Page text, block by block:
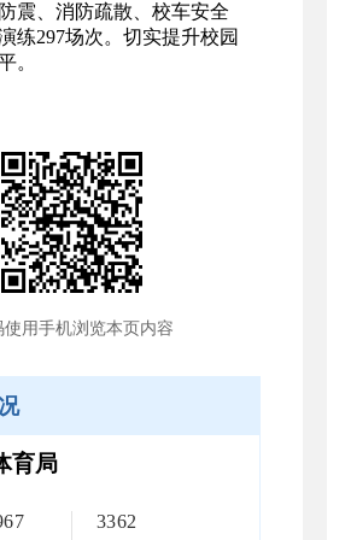
震、消防疏散、校车安全
练297场次。切实提升校园
。
使用手机浏览本页内容
育局
3362